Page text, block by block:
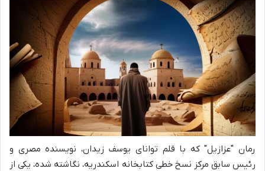
رمان "عزازیل" که با قلم توانای یوسف زیدان، نویسنده مصری و
رئیس سابق مرکز نسخ خطی کتابخانه اسکندریه، نگاشته شده، یکی از